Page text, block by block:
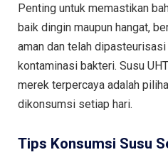
Penting untuk memastikan
baik dingin maupun hangat,
aman dan telah
kontaminasi bakteri. Susu
merek terpercaya adalah
dikonsumsi setiap hari.
Tips Konsumsi Susu